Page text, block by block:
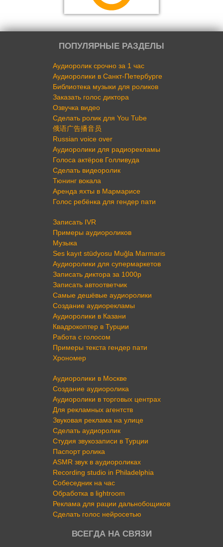
ПОПУЛЯРНЫЕ РАЗДЕЛЫ
Аудиоролик срочно за 1 час
Аудиоролики в Санкт-Петербурге
Библиотека музыки для роликов
Заказать голос диктора
Озвучка видео
Сделать ролик для You Tube
俄语广告播音员
Russian voice over
Аудиоролики для радиорекламы
Голоса актёров Голливуда
Сделать видеоролик
Тюнинг вокала
Аренда яхты в Мармарисе
Голос ребёнка для гендер пати
Записать IVR
Примеры аудиороликов
Музыка
Ses kayıt stüdyosu Muğla Marmaris
Аудиоролики для супермаркетов
Записать диктора за 1000р
Записать автоответчик
Самые дешёвые аудиоролики
Создание аудиорекламы
Аудиоролики в Казани
Квадрокоптер в Турции
Работа с голосом
Примеры текста гендер пати
Хрономер
Аудиоролики в Москве
Создание аудиоролика
Аудиоролики в торговых центрах
Для рекламных агентств
Звуковая реклама на улице
Сделать аудиоролик
Студия звукозаписи в Турции
Паспорт ролика
ASMR звук в аудиороликах
Recording studio in Philadelphia
Собеседник на час
Обработка в lightroom
Реклама для рации дальнобощиков
Сделать голос нейросетью
ВСЕГДА НА СВЯЗИ